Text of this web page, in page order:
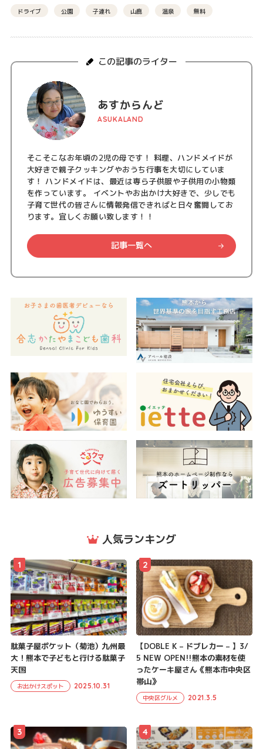
ドライブ 公園 子連れ 山鹿 温泉 無料
この記事のライター
あすからんど
ASUKALAND
そこそこなお年頃の2児の母です！ 料理、ハンドメイドが
大好きで親子クッキングやおうち行事を大切にしていま
す！ ハンドメイドは、最近は専ら子供服や子供用の小物類
を作っています。 イベントやお出かけ大好きで、少しでも
子育て世代の皆さんに情報発信できればと日々奮闘してお
ります。宜しくお願い致します！！
記事一覧へ
人気ランキング
駄菓子屋ポケット（菊池）九州最
大！熊本で子どもと行ける駄菓子
天国
お出かけスポット 2025.10.31
1
【DOBLE K – ドブレカー – 】3/
5 NEW OPEN!!熊本の素材を使
ったケーキ屋さん《熊本市中央区
帯山》
中央区グルメ 2021.3.5
2
3 4